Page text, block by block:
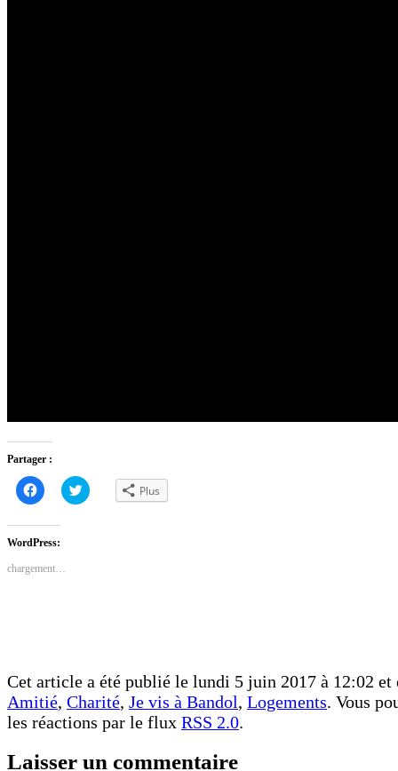
Partager :
Cliquez
pour
partager
Facebook(ouvre
dans
une
fenêtre)
Cliquez
pour Plus
WordPress:
chargement…
Cet article a été publié le lundi 5 juin 2017 à 12:02 et
Amitié, Charité, Je vis à Bandol, Logements. Vous
les réactions par le flux RSS 2.0.
Laisser un commentaire